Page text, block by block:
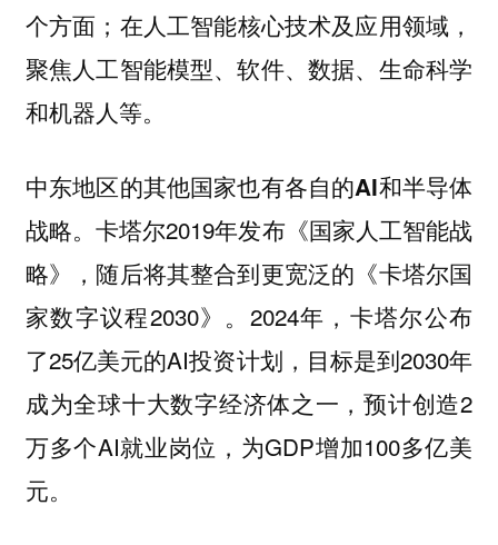
个方面；在人工智能核心技术及应用领域，
聚焦人工智能模型、软件、数据、生命科学
和机器人等。
中东地区的其他国家也有各自的AI和半导体
战略。卡塔尔2019年发布《国家人工智能战
略》，随后将其整合到更宽泛的《卡塔尔国
家数字议程2030》。2024年，卡塔尔公布
了25亿美元的AI投资计划，目标是到2030年
成为全球十大数字经济体之一，预计创造2
万多个AI就业岗位，为GDP增加100多亿美
元。